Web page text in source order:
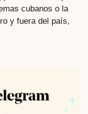
cubanos o la
y fuera del país,